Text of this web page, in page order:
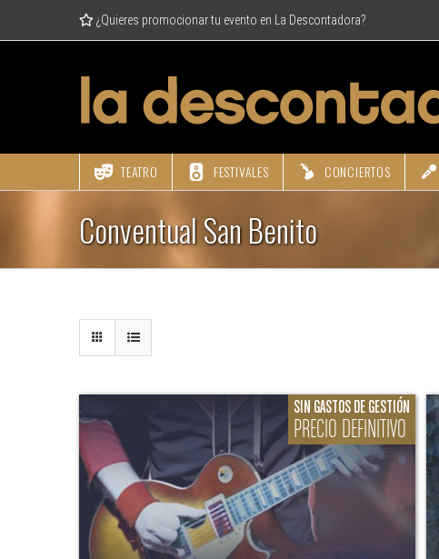
content
¿Quieres promocionar tu evento en La Descontadora?
TEATRO FESTIVALES CONCIERTOS
Conventual San Benito
SIN GASTOS DE GESTIÓN
PRECIO DEFINITIVO